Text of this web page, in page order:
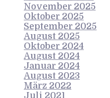
November 2025
Oktober 2025
September 2025
August 2025
Oktober 2024
August 2024
Januar 2024
August 2023
März 2022
Juli 2021